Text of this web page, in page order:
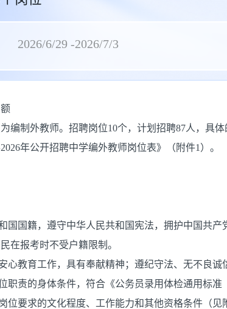
2026/6/29 -2026/7/3
编制外教师。招聘岗位10个，计划招聘87人，具
年公开招聘中学编外教师岗位表》（附件1）。
国国籍，遵守中华人民共和国宪法，拥护中国共产
在报考时不受户籍限制。
心教育工作，具有奉献精神；遵纪守法、无不良诚
职责的身体条件，符合《公务员录用体检通用标准
位要求的文化程度、工作能力和其他资格条件（见